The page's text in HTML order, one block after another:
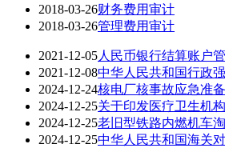
2018-03-26财务费用审计
2018-03-26管理费用审计
2021-12-05人民币银行结算账户
2021-12-08中华人民共和国行政
2024-12-24核电厂核事故应急准
2024-12-25关于印发医疗卫生机
2024-12-25老旧型铁路内燃机车
2024-12-25中华人民共和国海关